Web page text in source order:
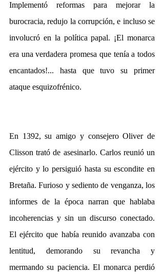
Implementó reformas para mejorar la
burocracia, redujo la corrupción, e incluso se
involucró en la política papal. ¡El monarca
era una verdadera promesa que tenía a todos
encantados!... hasta que tuvo su primer
ataque esquizofrénico.
En 1392, su amigo y consejero Oliver de
Clisson trató de asesinarlo. Carlos reunió un
ejército y lo persiguió hasta su escondite en
Bretaña. Furioso y sediento de venganza, los
informes de la época narran que hablaba
incoherencias y sin un discurso conectado.
El ejército que había reunido avanzaba con
lentitud, demorando su revancha y
mermando su paciencia. El monarca perdió